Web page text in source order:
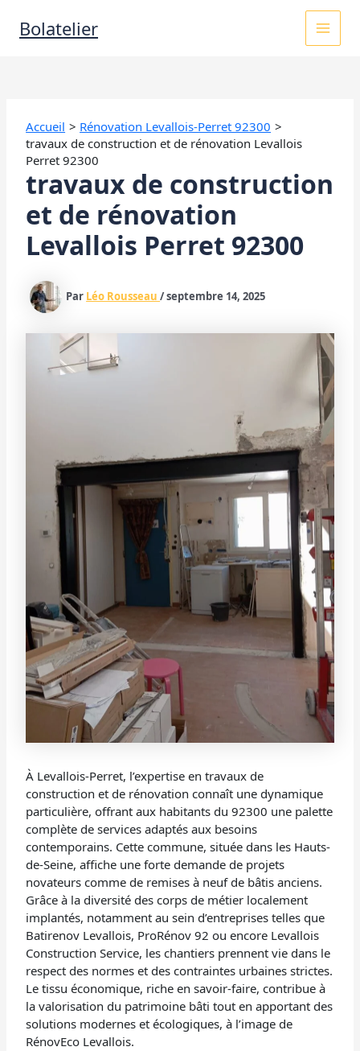
contenu
Bolatelier
MAIN
Accueil
Rénovation Levallois-Perret 92300
travaux de construction et de rénovation Levallois
Perret 92300
travaux de construction
et de rénovation
Levallois Perret 92300
Par Léo Rousseau/septembre 14, 2025
À Levallois-Perret, l’expertise en travaux de
construction et de rénovation connaît une dynamique
particulière, offrant aux habitants du 92300 une palette
complète de services adaptés aux besoins
contemporains. Cette commune, située dans les Hauts-
de-Seine, affiche une forte demande de projets
novateurs comme de remises à neuf de bâtis anciens.
Grâce à la diversité des corps de métier localement
implantés, notamment au sein d’entreprises telles que
Batirenov Levallois, ProRénov 92 ou encore Levallois
Construction Service, les chantiers prennent vie dans le
respect des normes et des contraintes urbaines strictes.
Le tissu économique, riche en savoir-faire, contribue à
la valorisation du patrimoine bâti tout en apportant des
solutions modernes et écologiques, à l’image de
RénovEco Levallois.